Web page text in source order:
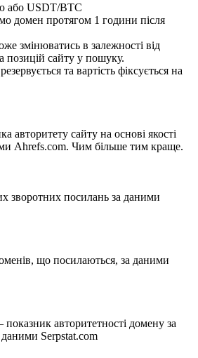
або USDT/BTC
домен протягом 1 години після
змінюватись в залежності від
позицій сайту у пошуку.
та вартість фіксується на
авторитету сайту на основі якості
Ahrefs.com. Чим більше тим краще.
зворотних посилань за даними
що посилаються, за даними
авторитетності домену за
Serpstat.com